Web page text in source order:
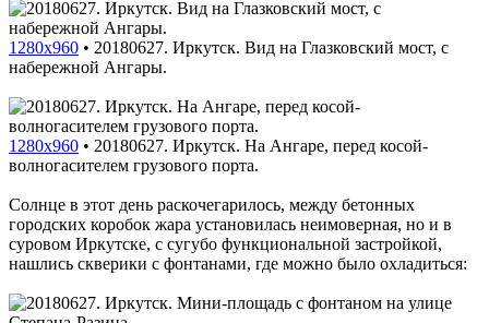
1280x960 • 20180627. Иркутск. Вид на Глазковский мост, с
набережной Ангары.
1280x960 • 20180627. Иркутск. На Ангаре, перед косой-
волногасителем грузового порта.
Солнце в этот день раскочегарилось, между бетонных
городских коробок жара установилась неимоверная, но и в
суровом Иркутске, с сугубо функциональной застройкой,
нашлись скверики с фонтанами, где можно было охладиться: